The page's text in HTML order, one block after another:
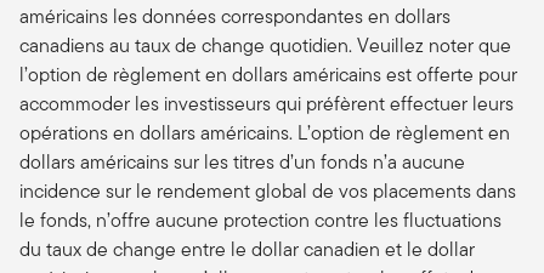
américains les données correspondantes en dollars
canadiens au taux de change quotidien. Veuillez noter que
l’option de règlement en dollars américains est offerte pour
accommoder les investisseurs qui préfèrent effectuer leurs
opérations en dollars américains. L’option de règlement en
dollars américains sur les titres d’un fonds n’a aucune
incidence sur le rendement global de vos placements dans
le fonds, n’offre aucune protection contre les fluctuations
du taux de change entre le dollar canadien et le dollar